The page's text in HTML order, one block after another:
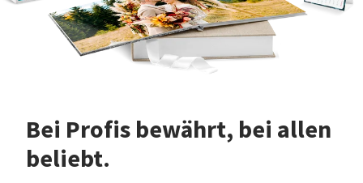
Bei Profis bewährt, bei allen
beliebt.